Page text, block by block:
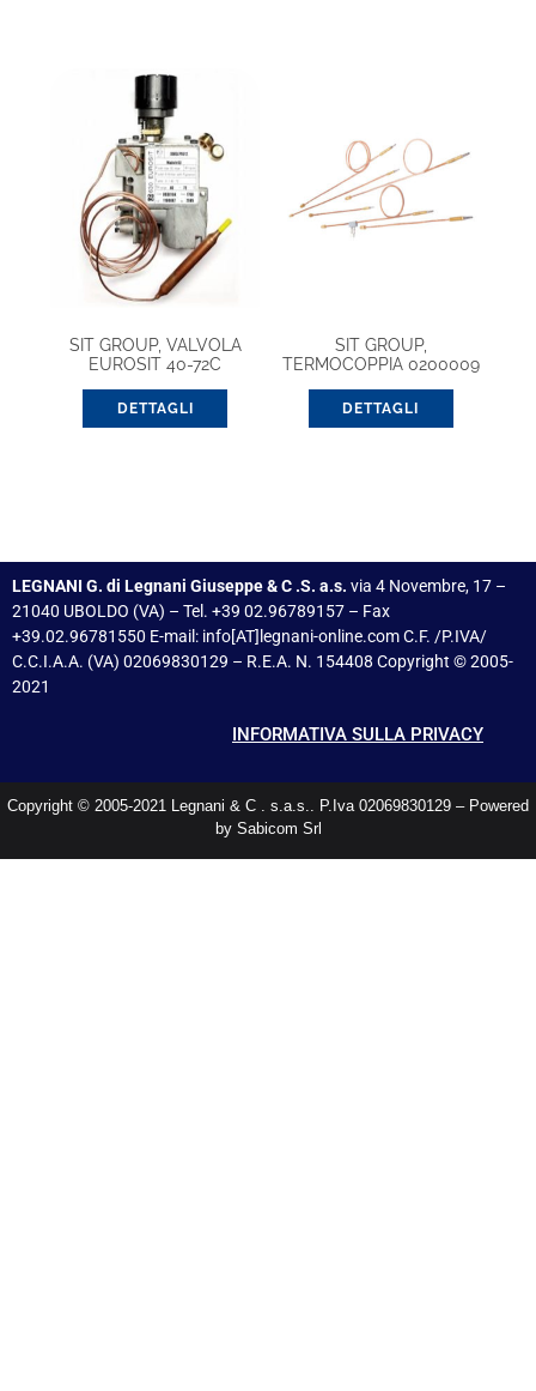
SIT GROUP, VALVOLA
EUROSIT 40-72C
DETTAGLI
SIT GROUP,
TERMOCOPPIA 0200009
DETTAGLI
LEGNANI G. di Legnani Giuseppe & C .S. a.s. via 4 Novembre, 17 –
21040 UBOLDO (VA) – Tel. +39 02.96789157 – Fax
+39.02.96781550 E-mail: info[AT]legnani-online.com C.F. /P.IVA/
C.C.I.A.A. (VA) 02069830129 – R.E.A. N. 154408 Copyright © 2005-
2021
INFORMATIVA SULLA PRIVACY
Copyright © 2005-2021 Legnani & C . s.a.s.. P.Iva 02069830129 – Powered
by Sabicom Srl